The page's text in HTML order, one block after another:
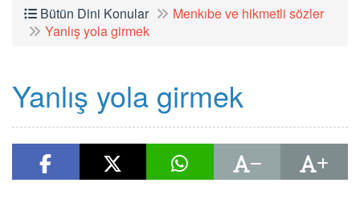
Bütün Dini Konular
Menkıbe ve hikmetli sözler
Yanlış yola girmek
Yanlış yola girmek